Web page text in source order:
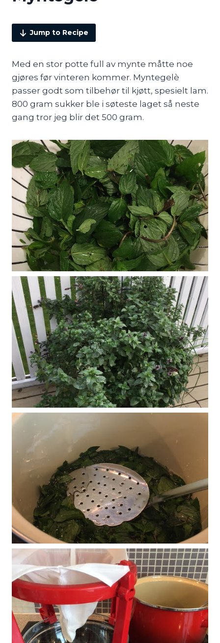
Jump to Recipe
Med en stor potte full av mynte måtte noe
gjøres før vinteren kommer. Myntegelè
passer godt som tilbehør til kjøtt, spesielt lam.
800 gram sukker ble i søteste laget så neste
gang tror jeg blir det 500 gram.